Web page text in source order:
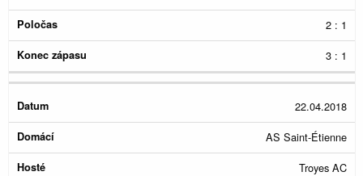
2 : 1
3 : 1
22.04.2018
AS Saint-Étienne
Troyes AC